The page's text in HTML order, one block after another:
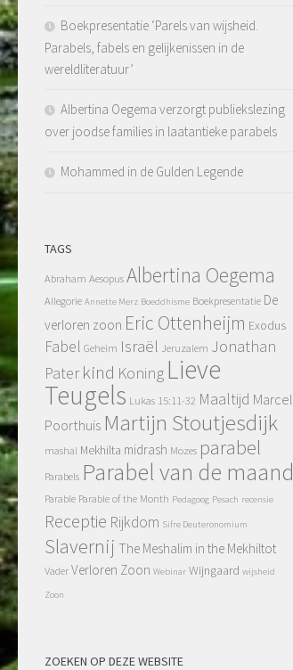
Boekpresentatie ‘Parels van wijsheid.
Parabels, fabels en gelijkenissen in de
wereldliteratuur’
Albertina Oegema verzorgt publiekslezing
over joodse families in laatantieke parabels
Mohammed in de Gulden Legende
TAGS
Abraham Aesopus Albertina Oegema
Allegorie Annette Merz Boeddhisme Boekpresentatie De
verloren zoon Eric Ottenheijm Exodus
Fabel Geheim Israël Jeruzalem Jonathan
Pater kind Koning Lieve
Teugels Lukas 15:11-32 Maaltijd Marcel
Poorthuis Martijn Stoutjesdijk
mashal Mekhilta midrash Mozes parabel
Parabels Parabel van de maand
Parable Parable of the Month Pedagoog Pesach recensie
Receptie Rijkdom Sifre Deuteronomium
Slavernij The Meshalim in the Mekhiltot
Vader Verloren Zoon Webinar Wijngaard wijsheid
Zoon
ZOEKEN OP DEZE WEBSITE